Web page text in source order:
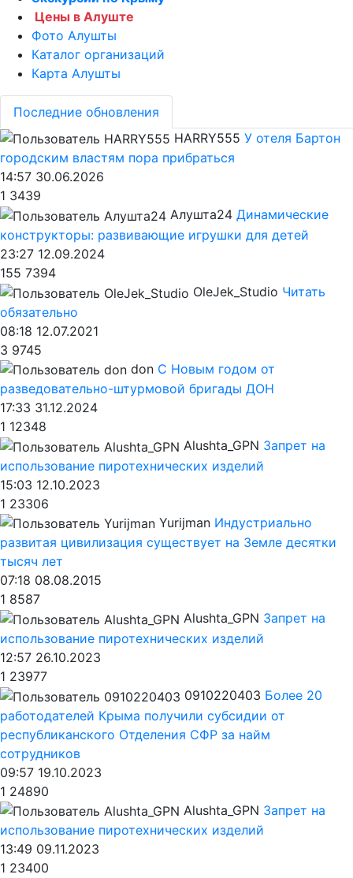
Цены в Алуште
Фото Алушты
Каталог организаций
Карта Алушты
Последние обновления
HARRY555 У отеля Бартон
городским властям пора прибраться
14:57 30.06.2026
1 3439
Алушта24 Динамические
конструкторы: развивающие игрушки для детей
23:27 12.09.2024
155 7394
OleJek_Studio Читать
обязательно
08:18 12.07.2021
3 9745
don С Новым годом от
разведовательно-штурмовой бригады ДОН
17:33 31.12.2024
1 12348
Alushta_GPN Запрет на
использование пиротехнических изделий
15:03 12.10.2023
1 23306
Yurijman Индустриально
развитая цивилизация существует на Земле десятки
тысяч лет
07:18 08.08.2015
1 8587
Alushta_GPN Запрет на
использование пиротехнических изделий
12:57 26.10.2023
1 23977
0910220403 Более 20
работодателей Крыма получили субсидии от
республиканского Отделения СФР за найм
сотрудников
09:57 19.10.2023
1 24890
Alushta_GPN Запрет на
использование пиротехнических изделий
13:49 09.11.2023
1 23400